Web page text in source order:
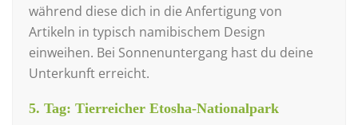
während diese dich in die Anfertigung von
Artikeln in typisch namibischem Design
einweihen. Bei Sonnenuntergang hast du deine
Unterkunft erreicht.
5. Tag: Tierreicher Etosha-Nationalpark